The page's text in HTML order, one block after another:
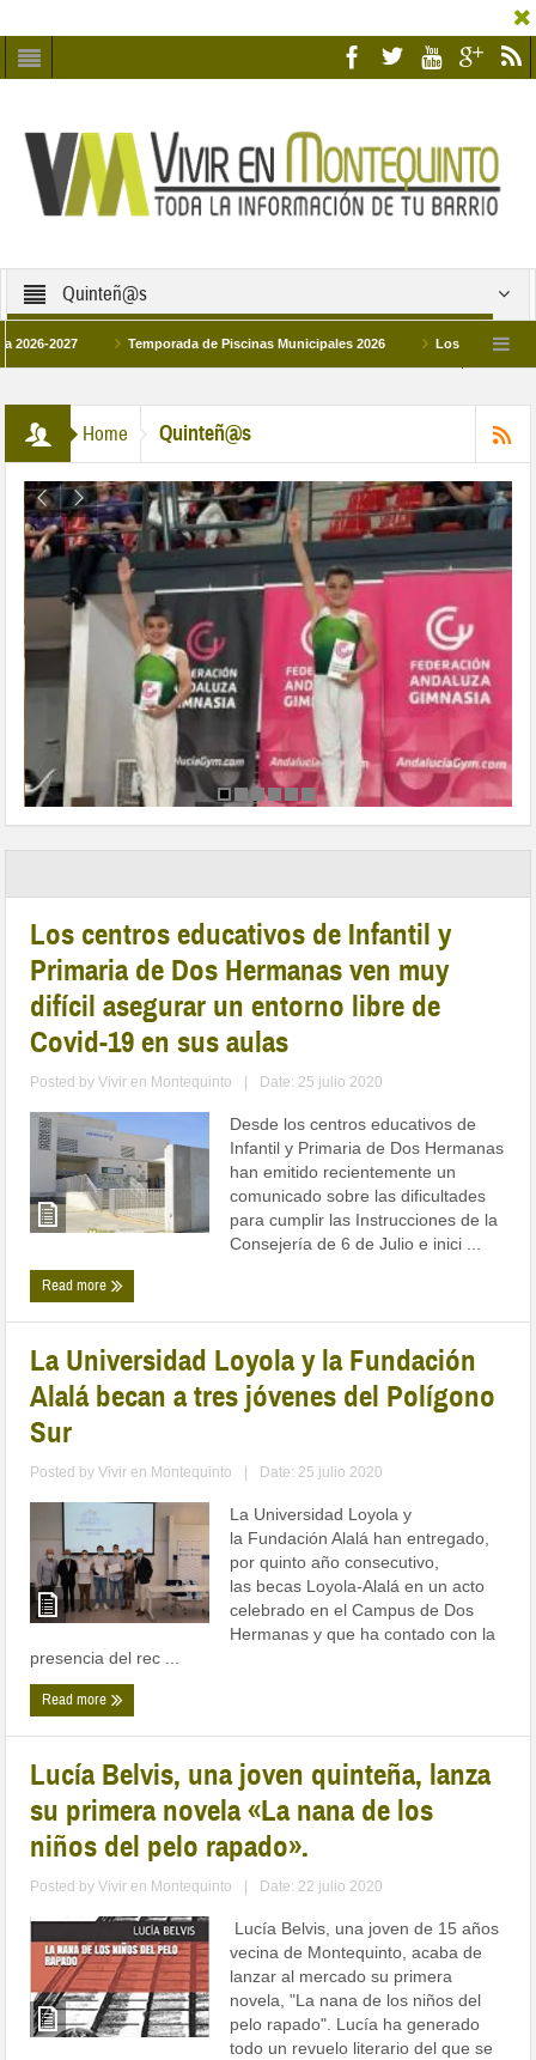
Quinteñ@s
Temporada de Piscinas Municipales 2026 Los Campus de
Home Quinteñ@s
Los centros educativos de Infantil y
Primaria de Dos Hermanas ven muy
difícil asegurar un entorno libre de
Covid-19 en sus aulas
Posted byVivir en Montequinto Date: 25 julio 2020
Desde los centros educativos de
Infantil y Primaria de Dos Hermanas
han emitido recientemente un
comunicado sobre las dificultades
para cumplir las Instrucciones de la
Consejería de 6 de Julio e inici ...
Read more
La Universidad Loyola y la Fundación
Alalá becan a tres jóvenes del Polígono
Sur
Posted byVivir en Montequinto Date: 25 julio 2020
La Universidad Loyola y
la Fundación Alalá han entregado,
por quinto año consecutivo,
las becas Loyola-Alalá en un acto
celebrado en el Campus de Dos
Hermanas y que ha contado con la
presencia del rec ...
Read more
Lucía Belvis, una joven quinteña, lanza
su primera novela «La nana de los
niños del pelo rapado».
Posted byVivir en Montequinto Date: 22 julio 2020
Lucía Belvis, una joven de 15 años
vecina de Montequinto, acaba de
lanzar al mercado su primera
novela, "La nana de los niños del
pelo rapado". Lucía ha generado
todo un revuelo literario del que se